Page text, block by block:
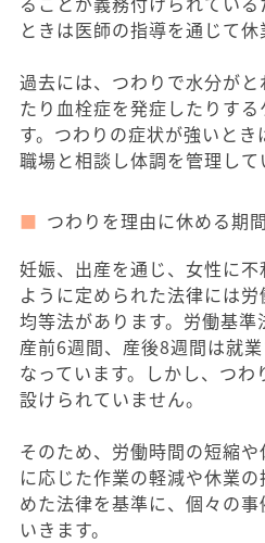
ときは医師の指導を通じて休
過去には、つわりで水分が
たり血栓症を発症したりす
す。つわりの症状が強いと
職場と相談し体調を管理して
つわりを理由に休める期
妊娠、出産を通じ、女性に
ように定められた法律には
均等法があります。労働基
産前6週間、産後8週間は就
なっています。しかし、つ
設けられていません。
そのため、労働時間の短縮
に応じた作業の軽減や休業
めた法律を基準に、個々の
いきます。